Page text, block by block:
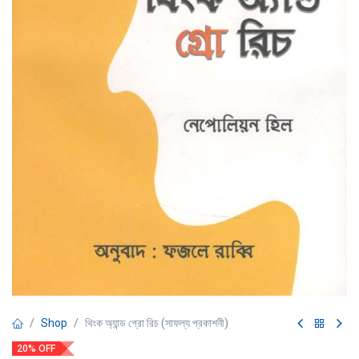
Shop থিংক অ্যান্ড গ্রো রিচ (সাফল্য প্রকাশনী)
20% OFF